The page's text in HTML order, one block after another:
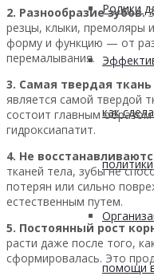
Ролики
как
помощи
2. Разнообразие зубов.
резцы, клыки, премоляры
форму и функцию — от
перемалывания.
3. Самая твердая
является самой твердой
состоит главным
гидроксиапатит.
4. Не
тканей тела, зубы не
потерян или сильно
естественным путем.
5. Постоянный рост
расти даже после того,
сформировалась. Это